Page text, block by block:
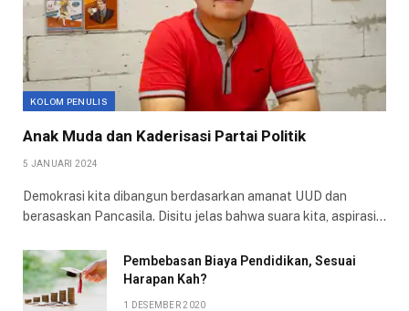
KOLOM PENULIS
Anak Muda dan Kaderisasi Partai Politik
5 JANUARI 2024
Demokrasi kita dibangun berdasarkan amanat UUD dan
berasaskan Pancasila. Disitu jelas bahwa suara kita, aspirasi…
Pembebasan Biaya Pendidikan, Sesuai
Harapan Kah?
1 DESEMBER 2020